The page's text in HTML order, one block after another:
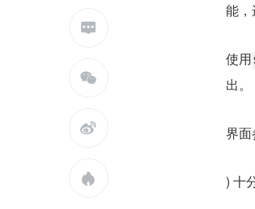




能，
使用
出。
界
) 十